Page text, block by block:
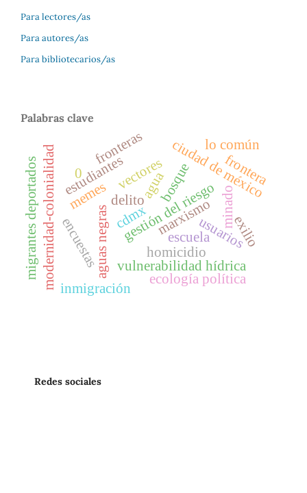
Para lectores/as
Para autores/as
Para bibliotecarios/as
Palabras clave
marxismo
homicidio
gestión del riesgo
aguas negras usuarios
encuestas
memes ciudad de méxico
cdmx
delito
vulnerabilidad hídrica
minado
bosque
ecología política
agua
modernidad-colonialidad vectores
escuela
estudiantes frontera
lo común
exilio
fronteras
inmigración
migrantes deportados 0
Redes sociales